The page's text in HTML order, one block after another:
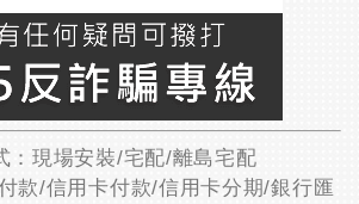
：現場安裝/宅配/離島宅配
款/信用卡付款/信用卡分期/銀行匯